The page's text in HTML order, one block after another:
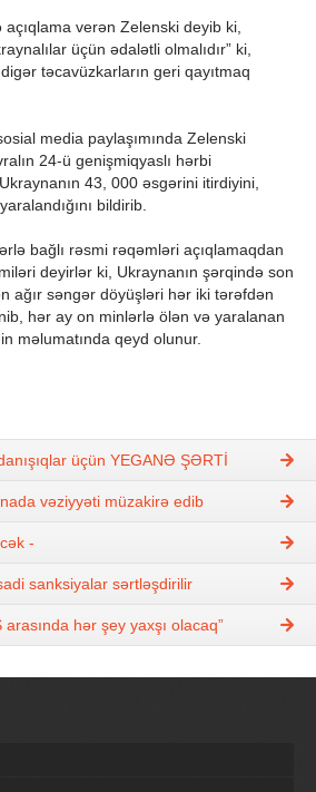
verən Zelenski deyib ki,
üçün ədalətli olmalıdır” ki,
təcavüzkarların geri qayıtmaq
media paylaşımında Zelenski
24-ü genişmiqyaslı hərbi
43, 000 əsgərini itirdiyini,
bildirib.
bağlı rəsmi rəqəmləri açıqlamaqdan
deyirlər ki, Ukraynanın şərqində son
ağır səngər döyüşləri hər iki tərəfdən
hər ay on minlərlə ölən və yaralanan
məlumatında qeyd olunur.
üçün YEGANƏ ŞƏRTİ
vəziyyəti müzakirə edib
-
sanksiyalar sərtləşdirilir
hər şey yaxşı olacaq”